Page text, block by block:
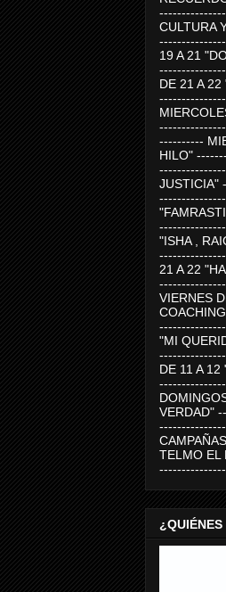
CULTURA
19 A 21
DE 21 A
----------
HILO"
JUSTICIA"
"ISHA ,
21 A 22
VIERNES
"MI
DE 11 A
VERDAD"
TELMO EL